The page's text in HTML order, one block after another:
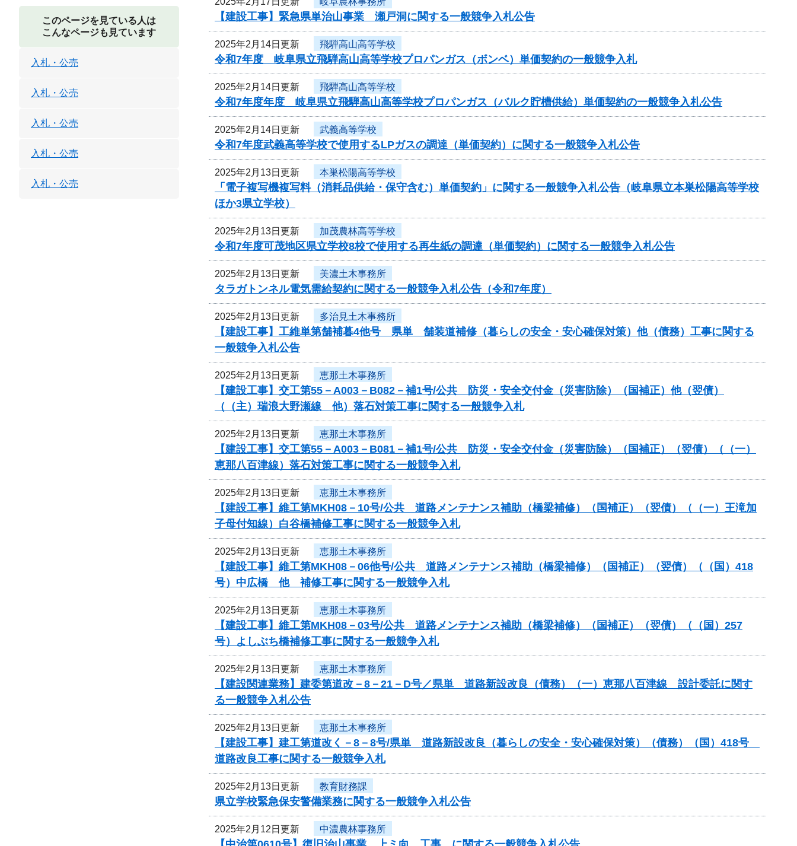
【建設工事】緊急県単治山事業 瀬戸洞に関する一般競争入札公告
2025年2月14日更新 飛騨高山高等学校
令和7年度 岐阜県立飛騨高山高等学校プロパンガス（ボンベ）単価契約の一般競争入札
2025年2月14日更新 飛騨高山高等学校
令和7年度年度 岐阜県立飛騨高山高等学校プロパンガス（バルク貯槽供給）単価契約の一般競争入札公告
2025年2月14日更新 武義高等学校
令和7年度武義高等学校で使用するLPガスの調達（単価契約）に関する一般競争入札公告
2025年2月13日更新 本巣松陽高等学校
「電子複写機複写料（消耗品供給・保守含む）単価契約」に関する一般競争入札公告（岐阜県立本巣松陽高等学校
ほか3県立学校）
2025年2月13日更新 加茂農林高等学校
令和7年度可茂地区県立学校8校で使用する再生紙の調達（単価契約）に関する一般競争入札公告
2025年2月13日更新 美濃土木事務所
タラガトンネル電気需給契約に関する一般競争入札公告（令和7年度）
2025年2月13日更新 多治見土木事務所
【建設工事】工維単第舗補暮4他号 県単 舗装道補修（暮らしの安全・安心確保対策）他（債務）工事に関する
一般競争入札公告
2025年2月13日更新 恵那土木事務所
【建設工事】交工第55－A003－B082－補1号/公共 防災・安全交付金（災害防除）（国補正）他（翌債）
（（主）瑞浪大野瀬線 他）落石対策工事に関する一般競争入札
2025年2月13日更新 恵那土木事務所
【建設工事】交工第55－A003－B081－補1号/公共 防災・安全交付金（災害防除）（国補正）（翌債）（（一）
恵那八百津線）落石対策工事に関する一般競争入札
2025年2月13日更新 恵那土木事務所
【建設工事】維工第MKH08－10号/公共 道路メンテナンス補助（橋梁補修）（国補正）（翌債）（（一）王滝加
子母付知線）白谷橋補修工事に関する一般競争入札
2025年2月13日更新 恵那土木事務所
【建設工事】維工第MKH08－06他号/公共 道路メンテナンス補助（橋梁補修）（国補正）（翌債）（（国）418
号）中広橋 他 補修工事に関する一般競争入札
2025年2月13日更新 恵那土木事務所
【建設工事】維工第MKH08－03号/公共 道路メンテナンス補助（橋梁補修）（国補正）（翌債）（（国）257
号）よしぶち橋補修工事に関する一般競争入札
2025年2月13日更新 恵那土木事務所
【建設関連業務】建委第道改－8－21－D号／県単 道路新設改良（債務）（一）恵那八百津線 設計委託に関す
る一般競争入札公告
2025年2月13日更新 恵那土木事務所
【建設工事】建工第道改く－8－8号/県単 道路新設改良（暮らしの安全・安心確保対策）（債務）（国）418号
道路改良工事に関する一般競争入札
2025年2月13日更新 教育財務課
県立学校緊急保安警備業務に関する一般競争入札公告
2025年2月12日更新 中濃農林事務所
このページを見ている人は
こんなページも見ています
入札・公売
入札・公売
入札・公売
入札・公売
入札・公売